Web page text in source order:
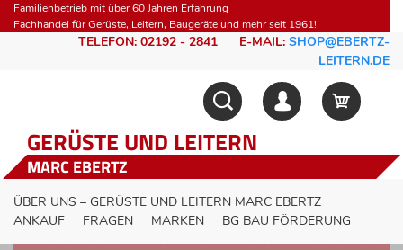
Familienbetrieb mit über 60 Jahren Erfahrung
Fachhandel für Gerüste, Leitern, Baugeräte und mehr seit 1961!
TELEFON: 02192 - 2841 E-MAIL: SHOP@EBERTZ-
LEITERN.DE
GERÜSTE UND LEITERN
MARC EBERTZ
ÜBER UNS – GERÜSTE UND LEITERN MARC EBERTZ
ANKAUF
FRAGEN MARKEN BG BAU FÖRDERUNG